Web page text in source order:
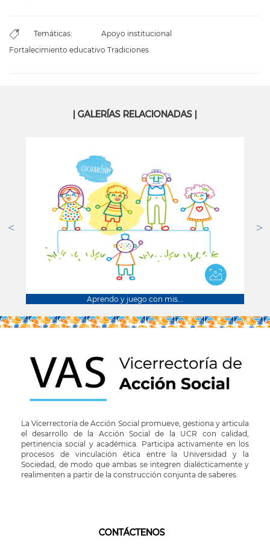
Temáticas:
Apoyo institucional
Fortalecimiento educativo Tradiciones
| GALERÍAS RELACIONADAS |
Aprendo y juego con mis...
La Vicerrectoría de Acción Social promueve, gestiona y articula
el desarrollo de la Acción Social de la UCR con calidad,
pertinencia social y académica. Participa activamente en los
procesos de vinculación ética entre la Universidad y la
Sociedad, de modo que ambas se integren dialécticamente y
realimenten a partir de la construcción conjunta de saberes.
CONTÁCTENOS